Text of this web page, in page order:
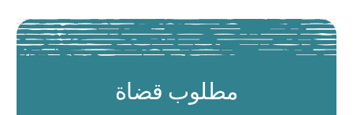
مطلوب قضاة